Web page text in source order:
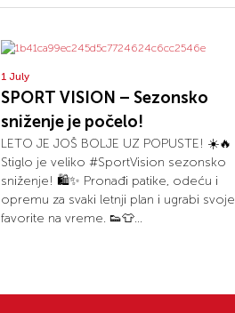
1 July
SPORT VISION – Sezonsko
sniženje je počelo!
LETO JE JOŠ BOLJE UZ POPUSTE! ☀️🔥
Stiglo je veliko #SportVision sezonsko
sniženje! 🛍️✨ Pronađi patike, odeću i
opremu za svaki letnji plan i ugrabi svoje
favorite na vreme. 👟👕...